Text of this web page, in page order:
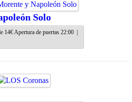
Solo
14€ Apertura de puertas 22:00 |